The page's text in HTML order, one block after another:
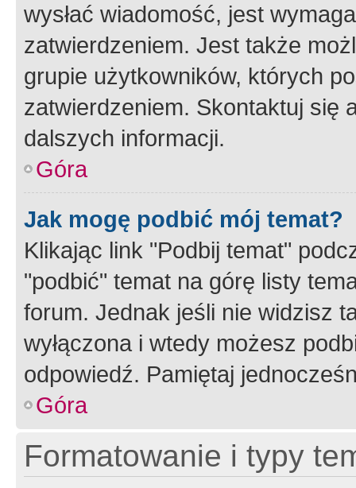
wysłać wiadomość, jest
zatwierdzeniem. Jest także
grupie użytkowników, których
zatwierdzeniem. Skontaktuj się
dalszych informacji.
Góra
Jak mogę podbić mój temat?
Klikając link "Podbij temat"
"podbić" temat na górę listy
forum. Jednak jeśli nie widzisz
wyłączona i wtedy możesz
odpowiedź. Pamiętaj
Góra
Formatowanie i typy